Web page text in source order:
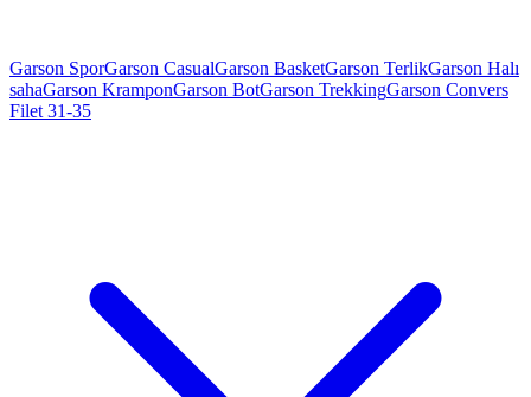
Garson SporGarson CasualGarson BasketGarson TerlikGarson Halı
sahaGarson KramponGarson BotGarson TrekkingGarson Convers
Filet 31-35